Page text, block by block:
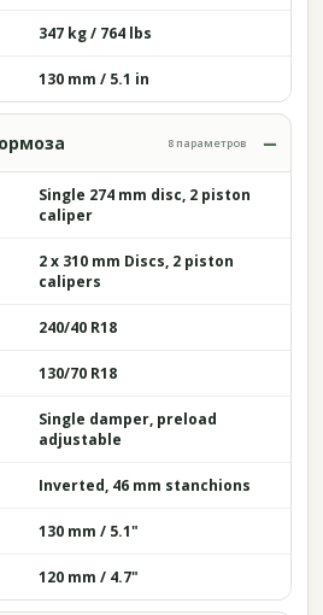
347 kg / 764 lbs
130 mm / 5.1 in
8 параметров
Single 274 mm disc, 2 piston
caliper
2 x 310 mm Discs, 2 piston
calipers
240/40 R18
130/70 R18
Single damper, preload
adjustable
Inverted, 46 mm stanchions
130 mm / 5.1"
120 mm / 4.7"